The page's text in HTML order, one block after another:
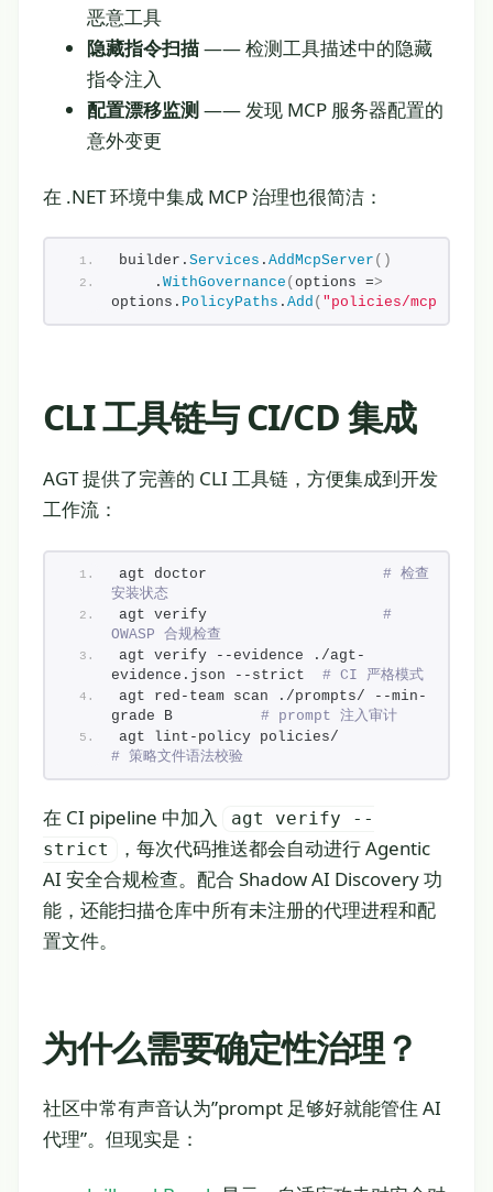
恶意工具
隐藏指令扫描—— 检测工具描述中的隐藏
指令注入
配置漂移监测—— 发现 MCP 服务器配置的
意外变更
在 .NET 环境中集成 MCP 治理也很简洁：
builder. Services . AddMcpServer ()
    .
WithGovernance ( options =>
options. PolicyPaths . Add ( "policies/mcp.yaml"
CLI 工具链与 CI/CD 集成
AGT 提供了完善的 CLI 工具链，方便集成到开发
工作流：
agt doctor # 检查
安装状态
agt verify #
OWASP 合规检查
agt verify --evidence ./agt-
evidence.json --strict # CI 严格模式
agt red-team scan ./prompts/ --min-
grade B # prompt 注入审计
# 策略文件语法校验
在 CI pipeline 中加入
agt verify --
strict
，每次代码推送都会自动进行 Agentic
AI 安全合规检查。配合 Shadow AI Discovery 功
能，还能扫描仓库中所有未注册的代理进程和配
置文件。
为什么需要确定性治理？
社区中常有声音认为”prompt 足够好就能管住 AI
代理”。但现实是：